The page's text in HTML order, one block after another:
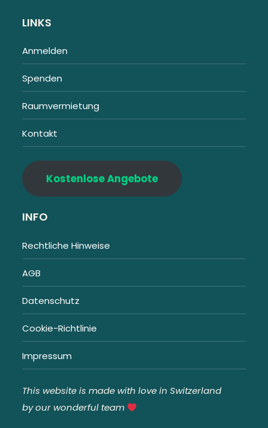
LINKS
Anmelden
Spenden
Raumvermietung
Kontakt
Kostenlose Angebote
INFO
Rechtliche Hinweise
AGB
Datenschutz
Cookie-Richtlinie
Impressum
This website is made with love in Switzerland
by our wonderful team